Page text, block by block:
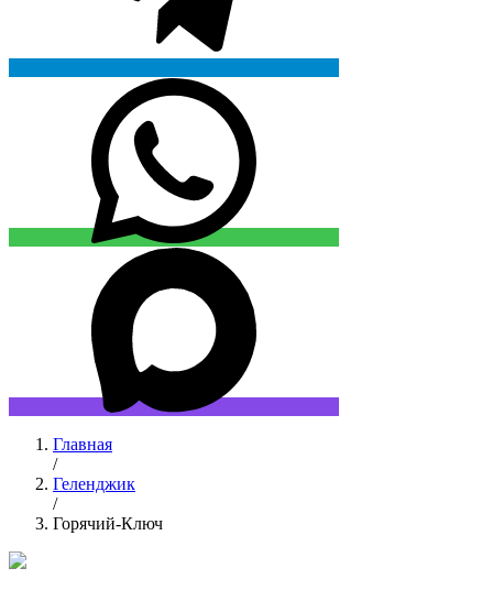
Главная
/
Геленджик
/
Горячий-Ключ